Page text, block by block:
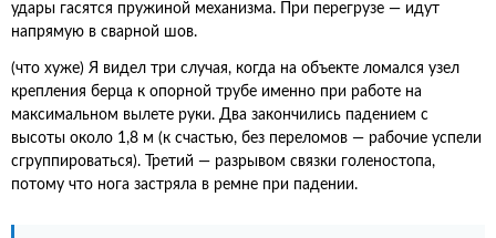
удары гасятся пружиной механизма. При перегрузе — идут
напрямую в сварной шов.
(что хуже) Я видел три случая, когда на объекте ломался узел
крепления берца к опорной трубе именно при работе на
максимальном вылете руки. Два закончились падением с
высоты около 1,8 м (к счастью, без переломов — рабочие успели
сгруппироваться). Третий — разрывом связки голеностопа,
потому что нога застряла в ремне при падении.